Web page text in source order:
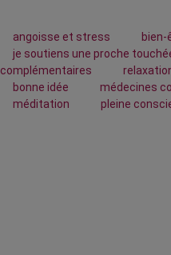
angoisse et stress bien-
je soutiens une proche
complémentaires
bonne idée
médecines
méditation
pleine